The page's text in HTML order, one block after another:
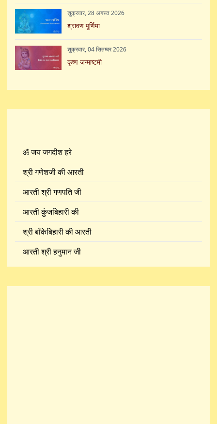
शुक्रवार, 28 अगस्त 2026
श्रावण पूर्णिमा
शुक्रवार, 04 सितम्बर 2026
कृष्ण जन्माष्टमी
ॐ जय जगदीश हरे
श्री गणेशजी की आरती
आरती श्री गणपति जी
आरती कुंजबिहारी की
श्री बाँकेबिहारी की आरती
आरती श्री हनुमान जी